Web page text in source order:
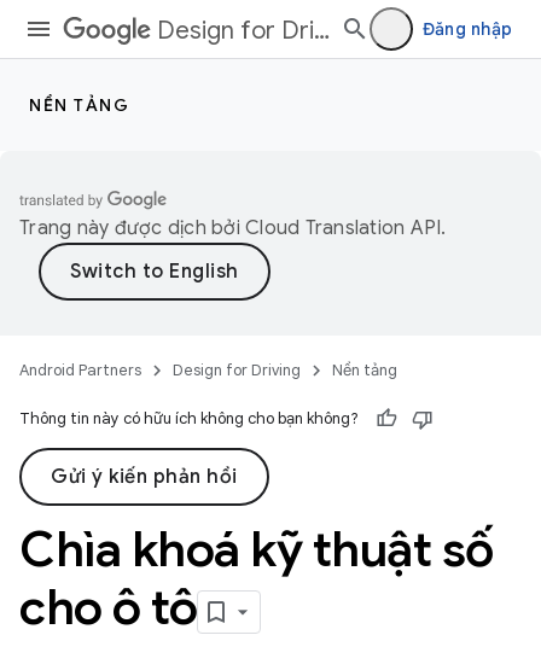
Design for Driving Đăng nhập
NỀN TẢNG
Trang này được dịch bởi Cloud Translation API.
Android Partners Design for Driving Nền tảng
Thông tin này có hữu ích không cho bạn không?
Gửi ý kiến phản hồi
Chìa khoá kỹ thuật số
cho ô tô